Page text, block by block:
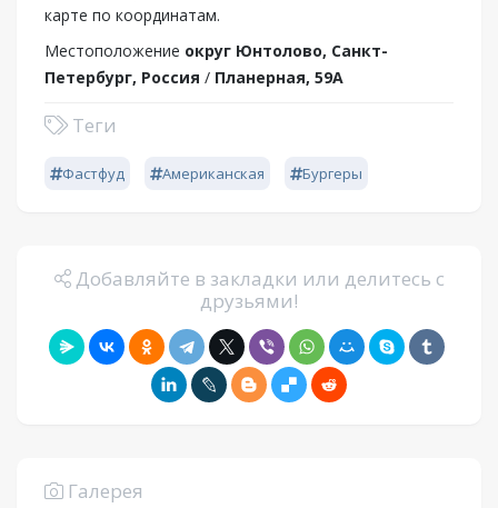
карте по координатам.
Местоположение округ Юнтолово, Санкт-
Петербург, Россия / Планерная, 59А
Теги
Фастфуд Американская Бургеры
Добавляйте в закладки или делитесь с
друзьями!
Галерея